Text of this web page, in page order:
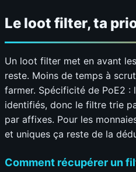
Le loot filter, ta
Un loot filter met en avant
reste. Moins de temps à
farmer. Spécificité de PoE2
identifiés, donc le filtre trie
par affixes. Pour les
et uniques ça reste de la
Comment récupérer un